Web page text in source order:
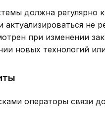
должна регулярно
актуализироваться не
при изменении
новых технологий
операторы связи